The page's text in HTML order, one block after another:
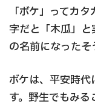
「ボケ」ってカ
字だと「木瓜」
の名前になったそ
ボケは、平安時
す。野生でもみ